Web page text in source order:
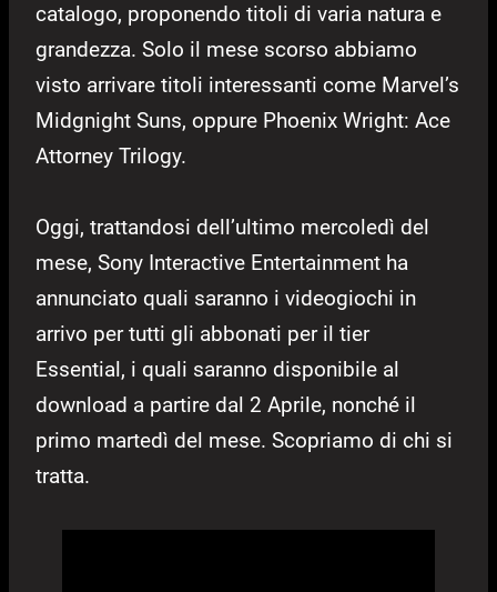
catalogo, proponendo titoli di varia natura e
grandezza. Solo il mese scorso abbiamo
visto arrivare titoli interessanti come Marvel’s
Midgnight Suns, oppure Phoenix Wright: Ace
Attorney Trilogy.
Oggi, trattandosi dell’ultimo mercoledì del
mese, Sony Interactive Entertainment ha
annunciato quali saranno i videogiochi in
arrivo per tutti gli abbonati per il tier
Essential, i quali saranno disponibile al
download a partire dal 2 Aprile, nonché il
primo martedì del mese. Scopriamo di chi si
tratta.